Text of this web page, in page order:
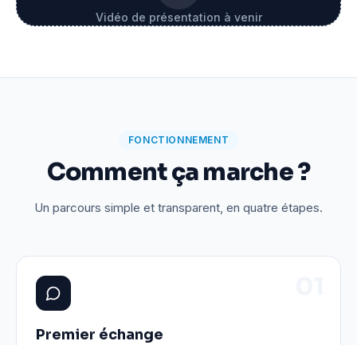
Vidéo de présentation à venir
FONCTIONNEMENT
Comment ça marche ?
Un parcours simple et transparent, en quatre étapes.
Premier échange